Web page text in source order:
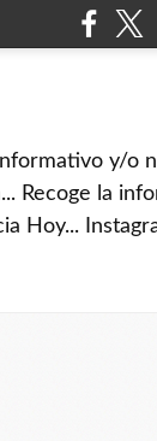
y/o
Recoge la
Hoy...